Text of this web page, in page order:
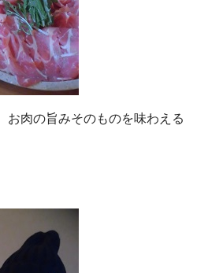
お肉の旨みそのものを味わえる